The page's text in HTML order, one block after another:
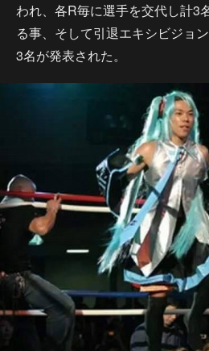
われ、各R毎に選手を交代し計3
る事、そして引退エキシビジョ
3名が発表された。